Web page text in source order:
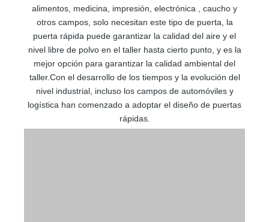
alimentos, medicina, impresión, electrónica , caucho y
otros campos, solo necesitan este tipo de puerta, la
puerta rápida puede garantizar la calidad del aire y el
nivel libre de polvo en el taller hasta cierto punto, y es la
mejor opción para garantizar la calidad ambiental del
taller.Con el desarrollo de los tiempos y la evolución del
nivel industrial, incluso los campos de automóviles y
logística han comenzado a adoptar el diseño de puertas
rápidas.